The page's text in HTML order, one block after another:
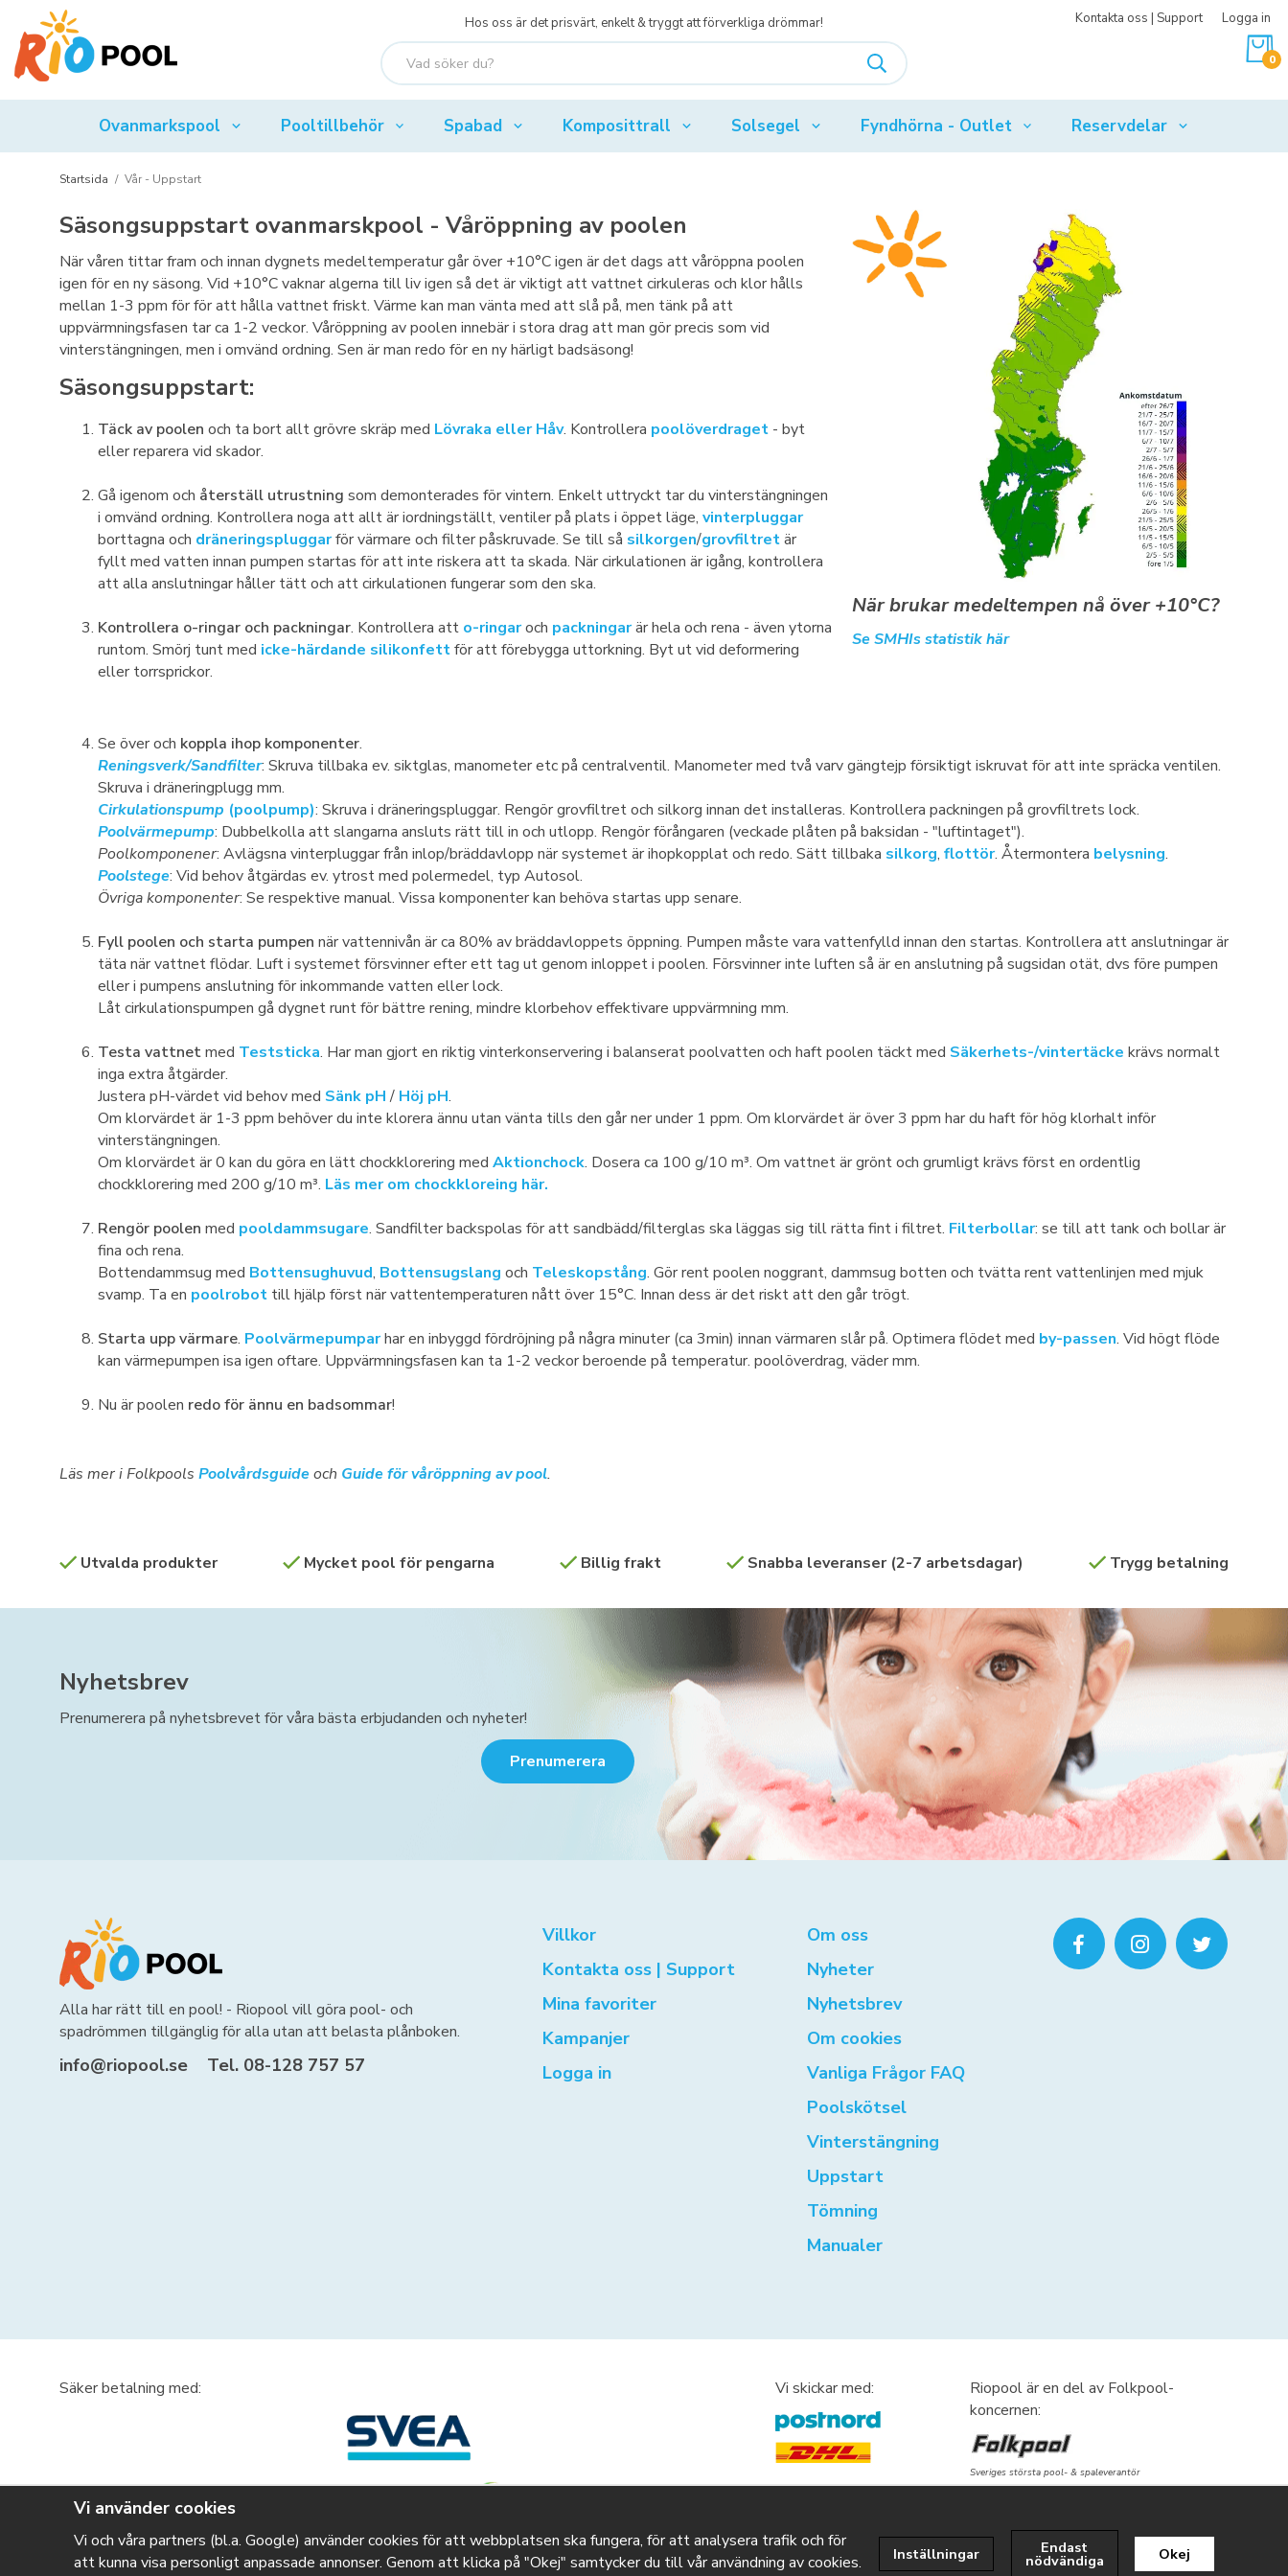
Hos oss är det prisvärt, enkelt & tryggt att förverkliga drömmar! Kontakta oss | Support Logga in
0
Ovanmarkspool Pooltillbehör Spabad Komposittrall Solsegel Fyndhörna - Outlet Reservdelar
Startsida / Vår - Uppstart
Säsongsuppstart ovanmarskpool - Våröppning av poolen
När våren tittar fram och innan dygnets medeltemperatur går över +10°C igen är det dags att våröppna poolen
igen för en ny säsong. Vid +10°C vaknar algerna till liv igen så det är viktigt att vattnet cirkuleras och klor hålls
mellan 1-3 ppm för för att hålla vattnet friskt. Värme kan man vänta med att slå på, men tänk på att
uppvärmningsfasen tar ca 1-2 veckor. Våröppning av poolen innebär i stora drag att man gör precis som vid
vinterstängningen, men i omvänd ordning. Sen är man redo för en ny härligt badsäsong!
Säsongsuppstart:
Täck av poolen och ta bort allt grövre skräp med Lövraka eller Håv. Kontrollera poolöverdraget - byt
eller reparera vid skador.
Gå igenom och återställ utrustning som demonterades för vintern. Enkelt uttryckt tar du vinterstängningen
i omvänd ordning. Kontrollera noga att allt är iordningställt, ventiler på plats i öppet läge, vinterpluggar
borttagna och dräneringspluggarför värmare och filter påskruvade. Se till så silkorgen/grovfiltretär
fyllt med vatten innan pumpen startas för att inte riskera att ta skada. När cirkulationen är igång, kontrollera
att alla anslutningar håller tätt och att cirkulationen fungerar som den ska.
Kontrollera o-ringar och packningar. Kontrollera att o-ringaroch packningarär hela och rena - även ytorna
runtom. Smörj tunt med icke-härdande silikonfettför att förebygga uttorkning. Byt ut vid deformering
eller torrsprickor.
När brukar medeltempen nå över +10°C?
Se SMHIs statistik här
Se över och koppla ihop komponenter.
Reningsverk/Sandfilter: Skruva tillbaka ev. siktglas, manometer etc på centralventil. Manometer med två varv gängtejp försiktigt iskruvat för att inte spräcka ventilen.
Skruva i dräneringplugg mm.
Cirkulationspump (poolpump): Skruva i dräneringspluggar. Rengör grovfiltret och silkorg innan det installeras. Kontrollera packningen på grovfiltrets lock.
Poolvärmepump: Dubbelkolla att slangarna ansluts rätt till in och utlopp. Rengör förångaren (veckade plåten på baksidan - "luftintaget").
Poolkomponener: Avlägsna vinterpluggar från inlop/bräddavlopp när systemet är ihopkopplat och redo. Sätt tillbaka silkorg, flottör. Återmontera belysning.
Poolstege: Vid behov åtgärdas ev. ytrost med polermedel, typ Autosol.
Övriga komponenter: Se respektive manual. Vissa komponenter kan behöva startas upp senare.
Fyll poolen och starta pumpen när vattennivån är ca 80% av bräddavloppets öppning. Pumpen måste vara vattenfylld innan den startas. Kontrollera att anslutningar är
täta när vattnet flödar. Luft i systemet försvinner efter ett tag ut genom inloppet i poolen. Försvinner inte luften så är en anslutning på sugsidan otät, dvs före pumpen
eller i pumpens anslutning för inkommande vatten eller lock.
Låt cirkulationspumpen gå dygnet runt för bättre rening, mindre klorbehov effektivare uppvärmning mm.
Testa vattnetmed Teststicka. Har man gjort en riktig vinterkonservering i balanserat poolvatten och haft poolen täckt med Säkerhets-/vintertäcke krävs normalt
inga extra åtgärder.
Justera pH-värdet vid behov med Sänk pH/ Höj pH.
Om klorvärdet är 1-3 ppm behöver du inte klorera ännu utan vänta tills den går ner under 1 ppm. Om klorvärdet är över 3 ppm har du haft för hög klorhalt inför
vinterstängningen.
Om klorvärdet är 0 kan du göra en lätt chockklorering med Aktionchock. Dosera ca 100 g/10 m³. Om vattnet är grönt och grumligt krävs först en ordentlig
chockklorering med 200 g/10 m³. Läs mer om chockkloreing här.
Rengör poolen med pooldammsugare. Sandfilter backspolas för att sandbädd/filterglas ska läggas sig till rätta fint i filtret. Filterbollar: se till att tank och bollar är
fina och rena.
Bottendammsug med Bottensughuvud, Bottensugslang och Teleskopstång. Gör rent poolen noggrant, dammsug botten och tvätta rent vattenlinjen med mjuk
svamp. Ta en poolrobot till hjälp först när vattentemperaturen nått över 15°C. Innan dess är det riskt att den går trögt.
Starta upp värmare. Poolvärmepumparhar en inbyggd fördröjning på några minuter (ca 3min) innan värmaren slår på. Optimera flödet med by-passen. Vid högt flöde
kan värmepumpen isa igen oftare. Uppvärmningsfasen kan ta 1-2 veckor beroende på temperatur. poolöverdrag, väder mm.
Nu är poolen redo för ännu en badsommar!
Läs mer i Folkpools Poolvårdsguideoch Guide för våröppning av pool.
Utvalda produkter Mycket pool för pengarna Billig frakt Snabba leveranser (2-7 arbetsdagar) Trygg betalning
Nyhetsbrev
Prenumerera på nyhetsbrevet för våra bästa erbjudanden och nyheter!
Prenumerera
Alla har rätt till en pool! - Riopool vill göra pool- och
spadrömmen tillgänglig för alla utan att belasta plånboken.
info@riopool.se Tel. 08-128 757 57
Villkor
Kontakta oss | Support
Mina favoriter
Kampanjer
Logga in
Om oss
Nyheter
Nyhetsbrev
Om cookies
Vanliga Frågor FAQ
Poolskötsel
Vinterstängning
Uppstart
Tömning
Manualer
Säker betalning med: Vi skickar med:
Riopool är en del av Folkpool-
koncernen:
Sveriges största pool- & spaleverantör
Vi använder cookies
Vi och våra partners (bl.a. Google) använder cookies för att webbplatsen ska fungera, för att analysera trafik och för
att kunna visa personligt anpassade annonser. Genom att klicka på "Okej" samtycker du till vår användning av cookies.
Inställningar Endast
nödvändiga Okej